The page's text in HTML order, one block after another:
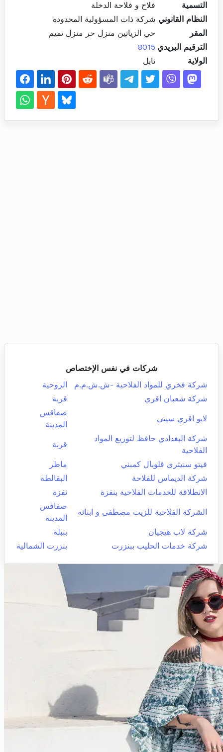
التسمية
فلاح و فلاحة الدخلة
النظام القانوني شركة ذات المسؤولية المحدودة
المقر
حي الزياتين منزل حر منزل تميم
الترقيم البريدي 8015
الولاية
نابل
شركات في نفس الإختصاص
شركة فخري للمواد الفلاحية -ش.ش.م.م
الروحية
شركة شعبان اقري
قربة
لابو اقري سيتي
صفاقس
المدينة
شركة البغدادي حافظ لتوزيع المواد
الفلاحية
قربة
فيتو سنيتري قلوبال كمبني
ماطر
شركة الديماس للفلاحة
البقالطة
الانطلاقة للخدمات الفلاحية بنفزة
نفزة
الشركة الفلاحية للزيت مصطفى و ابنائه
صفاقس
المدينة
شركة لاب هيجيان
بنبلة
شركة خدمات الحليب ببنزرت
بنزرت الشمالية